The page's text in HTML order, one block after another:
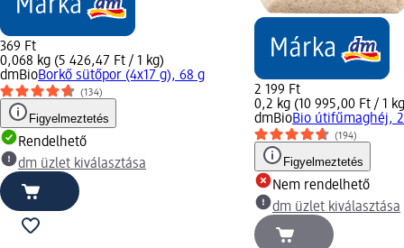
369 Ft
0,068 kg (5 426,47 Ft / 1 kg)
dmBioBorkő sütőpor (4x17 g), 68 g
(134)
Figyelmeztetés
Rendelhető
dm üzlet kiválasztása
2 199 Ft
0,2 kg (10 995,00 Ft / 1
dmBioBio útifűmaghéj,
(194)
Figyelmeztetés
Nem rendelhető
dm üzlet kiválasztása